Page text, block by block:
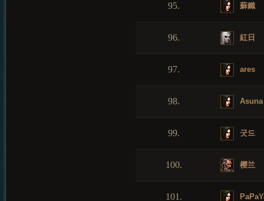
95. 蘇鐵
96. 紅日
97. ares
98. Asuna
99. 굿드
100. 樱兰
101.